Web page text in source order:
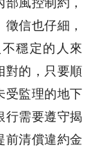
信也仔細，
穩定的人來
對的，只要順
受監理的地下
行需要遵守揭
前清償違約金